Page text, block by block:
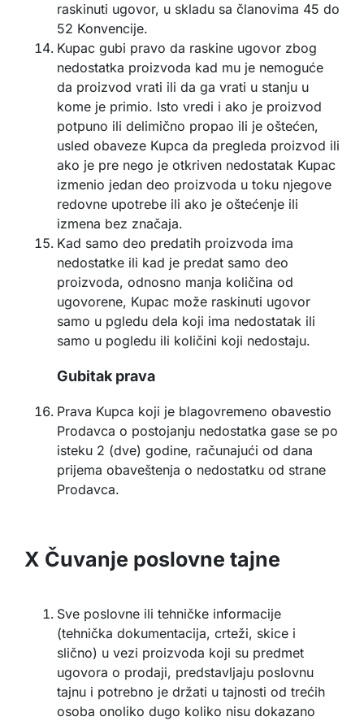
raskinuti ugovor, u skladu sa članovima 45 do
52 Konvencije.
Kupac gubi pravo da raskine ugovor zbog
nedostatka proizvoda kad mu je nemoguće
da proizvod vrati ili da ga vrati u stanju u
kome je primio. Isto vredi i ako je proizvod
potpuno ili delimično propao ili je oštećen,
usled obaveze Kupca da pregleda proizvod ili
ako je pre nego je otkriven nedostatak Kupac
izmenio jedan deo proizvoda u toku njegove
redovne upotrebe ili ako je oštećenje ili
izmena bez značaja.
Kad samo deo predatih proizvoda ima
nedostatke ili kad je predat samo deo
proizvoda, odnosno manja količina od
ugovorene, Kupac može raskinuti ugovor
samo u pgledu dela koji ima nedostatak ili
samo u pogledu ili količini koji nedostaju.
Gubitak prava
Prava Kupca koji je blagovremeno obavestio
Prodavca o postojanju nedostatka gase se po
isteku 2 (dve) godine, računajući od dana
prijema obaveštenja o nedostatku od strane
Prodavca.
X Čuvanje poslovne tajne
Sve poslovne ili tehničke informacije
(tehnička dokumentacija, crteži, skice i
slično) u vezi proizvoda koji su predmet
ugovora o prodaji, predstavljaju poslovnu
tajnu i potrebno je držati u tajnosti od trećih
osoba onoliko dugo koliko nisu dokazano